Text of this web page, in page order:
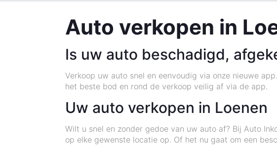
Auto verkopen in
Is uw auto beschadigd,
Verkoop uw auto snel en eenvoudig via onze nieuwe
het beste bod en rond de verkoop veilig af via de app.
Uw auto verkopen in Loenen
Wilt u snel en zonder gedoe van uw auto af? Bij Auto
op elke gewenste locatie op. Of het nu gaat om een